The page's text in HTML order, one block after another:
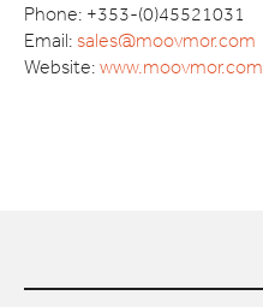
Phone: +353-(0)45521031
Email: sales@moovmor.com
Website: www.moovmor.com